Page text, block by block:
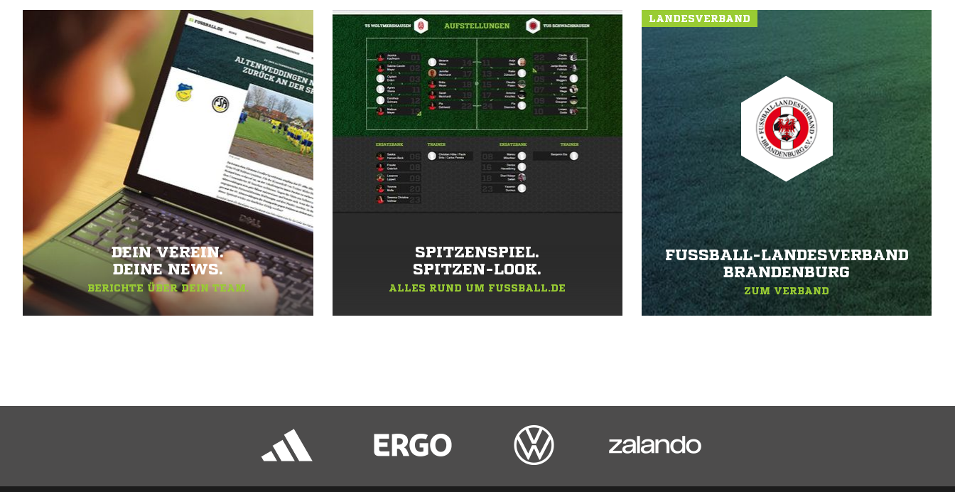
DEIN VEREIN.
DEINE NEWS.
BERICHTE ÜBER DEIN TEAM.
SPITZENSPIEL.
SPITZEN-LOOK.
ALLES RUND UM FUSSBALL.DE
LANDESVERBAND
FUSSBALL-LANDESVERBAND B
RANDENBURG
ZUM VERBAND